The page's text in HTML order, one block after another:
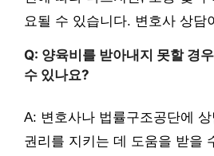
요될 수 있습니다. 변호사 상담
Q: 양육비를 받아내지 못할 경
수 있나요?
A: 변호사나 법률구조공단에
권리를 지키는 데 도움을 받을